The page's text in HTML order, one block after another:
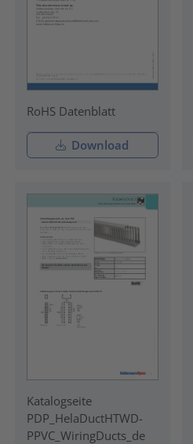
RoHS Datenblatt
Download
Katalogseite
PDP_HelaDuctHTWD-
PPVC_WiringDucts_de